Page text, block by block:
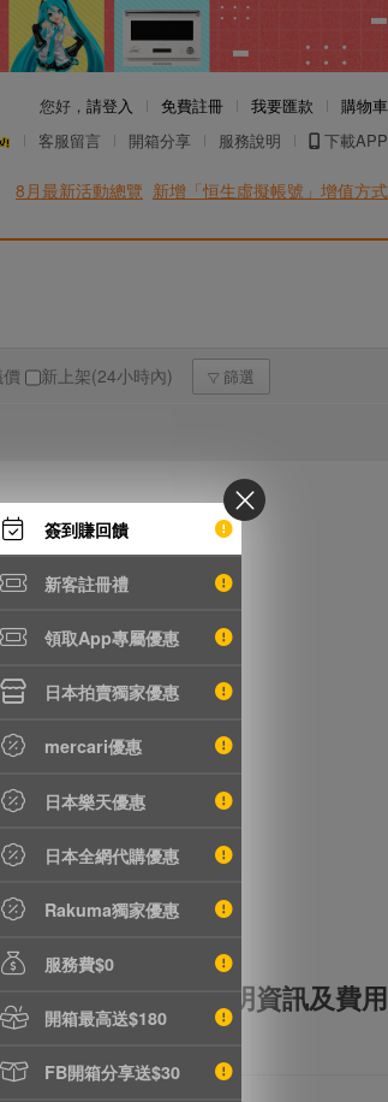
簽到賺回饋
新客註冊禮
領取App專屬優惠
日本拍賣獨家優惠
mercari優惠
日本樂天優惠
日本全網代購優惠
Rakuma獨家優惠
服務費$0
開箱最高送$180
FB開箱分享送$30
您好， 請登入 免費註冊 我要匯款
購物車
客服留言 開箱分享 服務說明 下載APP
8月最新活動總覽 新增「恒生虛擬帳號」增值方式
新上架(24小時內) 篩選
全透明資訊及費用